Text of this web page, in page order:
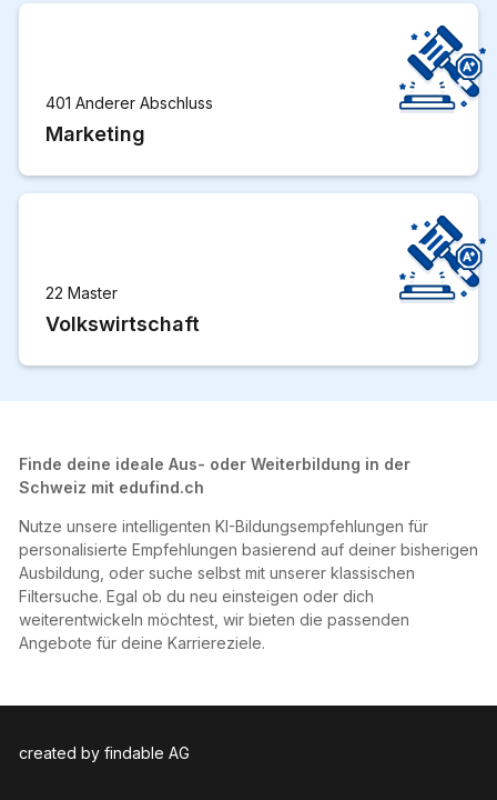
401 Anderer Abschluss
Marketing
22 Master
Volkswirtschaft
Finde deine ideale Aus- oder Weiterbildung in der
Schweiz mit edufind.ch
Nutze unsere intelligenten KI-Bildungsempfehlungen für
personalisierte Empfehlungen basierend auf deiner bisherigen
Ausbildung, oder suche selbst mit unserer klassischen
Filtersuche. Egal ob du neu einsteigen oder dich
weiterentwickeln möchtest, wir bieten die passenden
Angebote für deine Karriereziele.
created by findable AG